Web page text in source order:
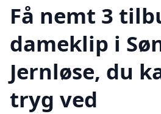
Få nemt 3
dameklip i
Jernløse, du
tryg ved